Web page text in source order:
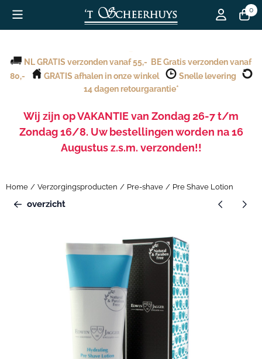
Cookievoorkeuren zijn beschikbaar. Kies instellingen of sta alle0
..
NL GRATIS verzonden vanaf 55,- BE Gratis verzonden vanaf
80,-
GRATIS afhalen in onze winkel
Snelle levering
14 dagen retourgarantie*
Wij zijn op VAKANTIE van Zondag 26-7 t/m
Zondag 16/8. Uw bestellingen worden na 16
Augustus z.s.m. verzonden!!
Home / Verzorgingsproducten / Pre-shave / Pre Shave Lotion
overzicht